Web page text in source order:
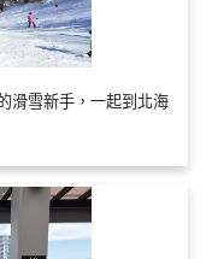
滑雪新手，一起到北海